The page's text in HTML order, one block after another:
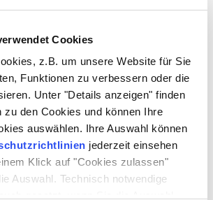
Cookies
z.B. um unsere Website für Sie
Funktionen zu verbessern oder die
Unter "Details anzeigen" finden
zu den Cookies und können Ihre
auswählen. Ihre Auswahl können
jederzeit einsehen
Klick auf "Cookies zulassen"
Auswahl. Technisch notwendige
im Verkehrsverbund Rhein-Ruhr
Bereits im Jahr 2023 gekaufte Einzel, 4er-,
, 24-, 48-StundenTickets und
bis zum 31. März 2024 zur Fahrt
die Tickets bei der STOAG erworben,
Zuzahlung des Differenzbetrages bis zum
in allen STOAG KundenCentern gegen